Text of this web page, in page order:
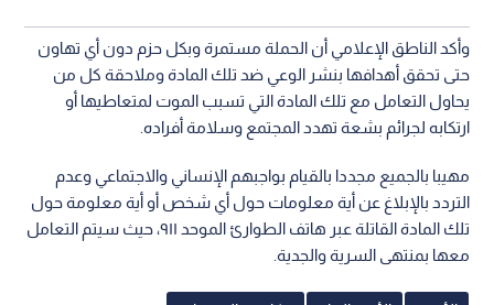
وأكد الناطق الإعلامي أن الحملة مستمرة وبكل حزم دون أي تهاون
حتى تحقق أهدافها بنشر الوعي ضد تلك المادة وملاحقة كل من
يحاول التعامل مع تلك المادة التي تسبب الموت لمتعاطيها أو
ارتكابه لجرائم بشعة تهدد المجتمع وسلامة أفراده.
مهيبا بالجميع مجددا بالقيام بواجبهم الإنساني والاجتماعي وعدم
التردد بالإبلاغ عن أية معلومات حول أي شخص أو أية معلومة حول
تلك المادة القاتلة عبر هاتف الطوارئ الموحد ٩١١، حيث سيتم التعامل
معها بمنتهى السرية والجدية.